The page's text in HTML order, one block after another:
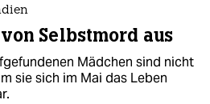
Selbstmord aus
Mädchen sind nicht
sie sich im Mai das Leben